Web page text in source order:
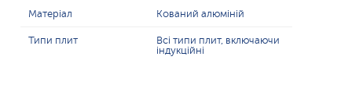
Матеріал Кований алюміній
Типи плит
Всі типи плит, включаючи
індукційні